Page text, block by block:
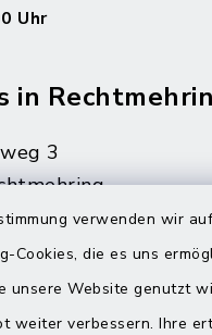
verwenden wir
Cookies, die es uns
unsere Website genutzt
weiter verbessern. Ihre
Uhr
in
3
499
8595